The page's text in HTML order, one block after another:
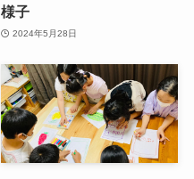
様子
2024年5月28日